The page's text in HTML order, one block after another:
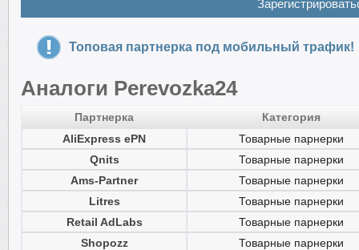
Топовая партнерка под мобильный трафик!
Аналоги Perevozka24
Партнерка
Категория
AliExpress ePN
Товарные парнерки
Qnits
Товарные парнерки
Ams-Partner
Товарные парнерки
Litres
Товарные парнерки
Retail AdLabs
Товарные парнерки
Shopozz
Товарные парнерки